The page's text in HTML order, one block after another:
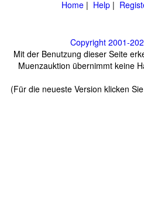
Home | Help |
Copyright 2001-
Mit der Benutzung dieser Seite
Muenzauktion übernimmt keine
(Für die neueste Version klicken